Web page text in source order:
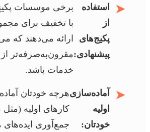
➤
استفاده
از
پکیج‌های
پیشنهادی:
برخی موسسات
با تخفیف برای
ارائه می‌دهند که
مقرون‌به‌صرفه‌تر
خدمات باشد.
➤
آماده‌سازی
اولیه
خودتان:
هرچه خودتان
کارهای اولیه (مثل
جمع‌آوری